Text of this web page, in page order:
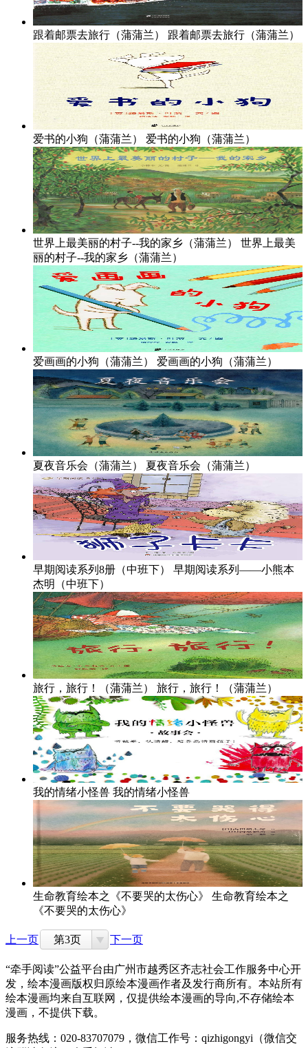
跟着邮票去旅行（蒲蒲兰） 跟着邮票去旅行（蒲蒲兰）
爱书的小狗（蒲蒲兰） 爱书的小狗（蒲蒲兰）
世界上最美丽的村子--我的家乡（蒲蒲兰）
世界上最美
丽的村子--我的家乡（蒲蒲兰）
爱画画的小狗（蒲蒲兰） 爱画画的小狗（蒲蒲兰）
夏夜音乐会（蒲蒲兰） 夏夜音乐会（蒲蒲兰）
早期阅读系列8册（中班下）
早期阅读系列——小熊本
杰明（中班下）
旅行，旅行！（蒲蒲兰） 旅行，旅行！（蒲蒲兰）
我的情绪小怪兽 我的情绪小怪兽
生命教育绘本之《不要哭的太伤心》 生命教育绘本之
《不要哭的太伤心》
上一页 第3页 下一页
“牵手阅读”公益平台由广州市越秀区齐志社会工作服务中心开
发，绘本漫画版权归原绘本漫画作者及发行商所有。本站所有
绘本漫画均来自互联网，仅提供绘本漫画的导向,不存储绘本
漫画，不提供下载。
服务热线：020-83707079，微信工作号：qizhigongyi（微信交